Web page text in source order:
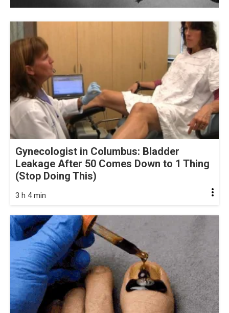
Gynecologist in Columbus: Bladder
Leakage After 50 Comes Down to 1 Thing
(Stop Doing This)
3 h 4 min